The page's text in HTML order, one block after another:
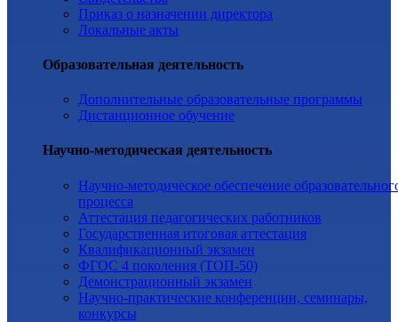
Приказ о назначении директора
Локальные акты
Образовательная деятельность
Дополнительные образовательные программы
Дистанционное обучение
Научно-методическая деятельность
Научно-методическое обеспечение
процесса
Аттестация педагогических работников
Государственная итоговая аттестация
Квалификационный экзамен
ФГОС 4 поколения (ТОП-50)
Демонстрационный экзамен
Научно-практические конференции, семинары,
конкурсы